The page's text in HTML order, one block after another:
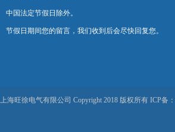
中国法定节假日除外。
节假日期间您的留言，我们收到后会尽快回复您。
上海旺徐电气有限公司 Copyright 2018 版权所有 ICP备：